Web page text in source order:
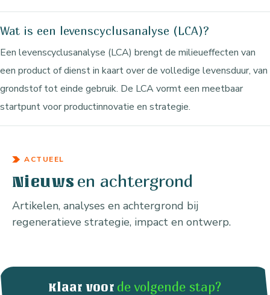
Wat is een levenscyclusanalyse (LCA)?
Een levenscyclusanalyse (LCA) brengt de milieueffecten van
een product of dienst in kaart over de volledige levensduur, van
grondstof tot einde gebruik. De LCA vormt een meetbaar
startpunt voor productinnovatie en strategie.
ACTUEEL
Nieuws en achtergrond
Artikelen, analyses en achtergrond bij
regeneratieve strategie, impact en ontwerp.
Klaar voor de volgende stap?